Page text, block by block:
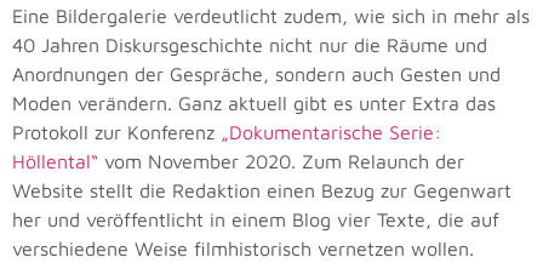
Eine Bildergalerie verdeutlicht zudem, wie sich in mehr als
40 Jahren Diskursgeschichte nicht nur die Räume und
Anordnungen der Gespräche, sondern auch Gesten und
Moden verändern. Ganz aktuell gibt es unter Extra das
Protokoll zur Konferenz
„Dokumentarische Serie:
Höllental“ vom November 2020. Zum Relaunch der
Website stellt die Redaktion einen Bezug zur Gegenwart
her und veröffentlicht in einem Blog vier Texte, die auf
verschiedene Weise filmhistorisch vernetzen wollen.